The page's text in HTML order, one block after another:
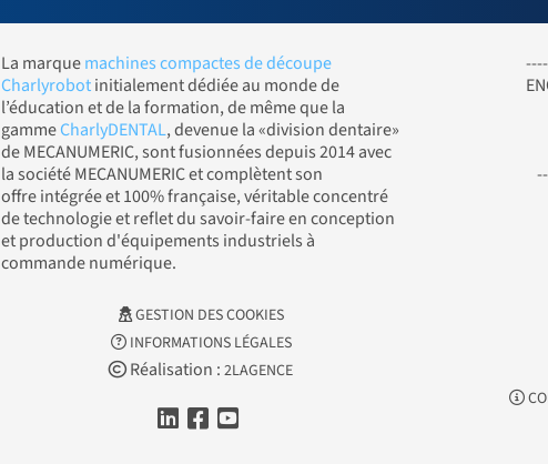
La marquemachines compactes de découpe
Charlyrobotinitialement dédiée au monde de
l’éducation et de la formation, de même que la
gammeCharlyDENTAL, devenue la «division dentaire»
de MECANUMERIC, sont fusionnées depuis 2014 avec
la société MECANUMERIC et complètent son
offre intégrée et 100% française, véritable concentré
de technologie et reflet du savoir-faire en conception
et production d'équipements industriels à
commande numérique.
GESTION DES COOKIES
INFORMATIONS LÉGALES
Réalisation : 2LAGENCE